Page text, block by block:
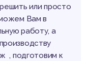
или просто
Вам в
работу, а
, подготовим к